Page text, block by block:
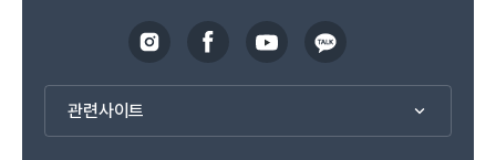
관련사이트